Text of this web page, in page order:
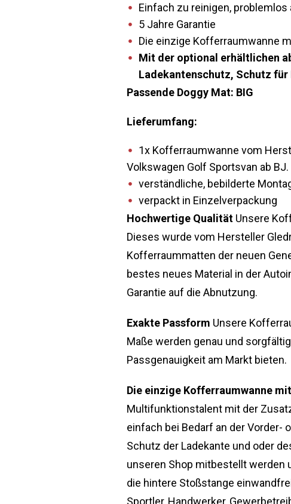
Einfach zu reinigen, problemlos
5 Jahre Garantie
Die einzige Kofferraumwanne
Mit der optional erhältlichen
Ladekantenschutz, Schutz für
Passende Doggy Mat: BIG
Lieferumfang:
1x Kofferraumwanne vom
Volkswagen Golf Sportsvan ab
verständliche, bebilderte
verpackt in Einzelverpackung
Hochwertige Qualität Unsere
Dieses wurde vom Hersteller
Kofferraummatten der neuen
bestes neues Material in der
Garantie auf die Abnutzung.
Exakte Passform Unsere
Maße werden genau und
Passgenauigkeit am Markt bieten.
Die einzige Kofferraumwanne
Multifunktionstalent mit der
einfach bei Bedarf an der Vorder-
Schutz der Ladekante und oder
unseren Shop mitbestellt werden
die hintere Stoßstange
Sportler, Handwerker,